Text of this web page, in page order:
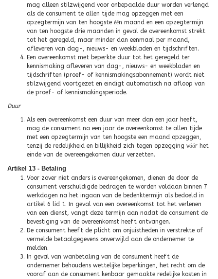
mag alleen stilzwijgend voor onbepaalde duur worden verlengd
als de consument te allen tijde mag opzeggen met een
opzegtermijn van ten hoogste één maand en een opzegtermijn
van ten hoogste drie maanden in geval de overeenkomst strekt
tot het geregeld, maar minder dan eenmaal per maand,
afleveren van dag-, nieuws- en weekbladen en tijdschriften.
Een overeenkomst met beperkte duur tot het geregeld ter
kennismaking afleveren van dag-, nieuws- en weekbladen en
tijdschriften (proef- of kennismakingsabonnement) wordt niet
stilzwijgend voortgezet en eindigt automatisch na afloop van
de proef- of kennismakingsperiode.
Duur
Als een overeenkomst een duur van meer dan een jaar heeft,
mag de consument na een jaar de overeenkomst te allen tijde
met een opzegtermijn van ten hoogste een maand opzeggen,
tenzij de redelijkheid en billijkheid zich tegen opzegging vóór het
einde van de overeengekomen duur verzetten.
Artikel 13 - Betaling
Voor zover niet anders is overeengekomen, dienen de door de
consument verschuldigde bedragen te worden voldaan binnen 7
werkdagen na het ingaan van de bedenktermijn als bedoeld in
artikel 6 lid 1. In geval van een overeenkomst tot het verlenen
van een dienst, vangt deze termijn aan nadat de consument de
bevestiging van de overeenkomst heeft ontvangen.
De consument heeft de plicht om onjuistheden in verstrekte of
vermelde betaalgegevens onverwijld aan de ondernemer te
melden.
In geval van wanbetaling van de consument heeft de
ondernemer behoudens wettelijke beperkingen, het recht om de
vooraf aan de consument kenbaar gemaakte redelijke kosten in